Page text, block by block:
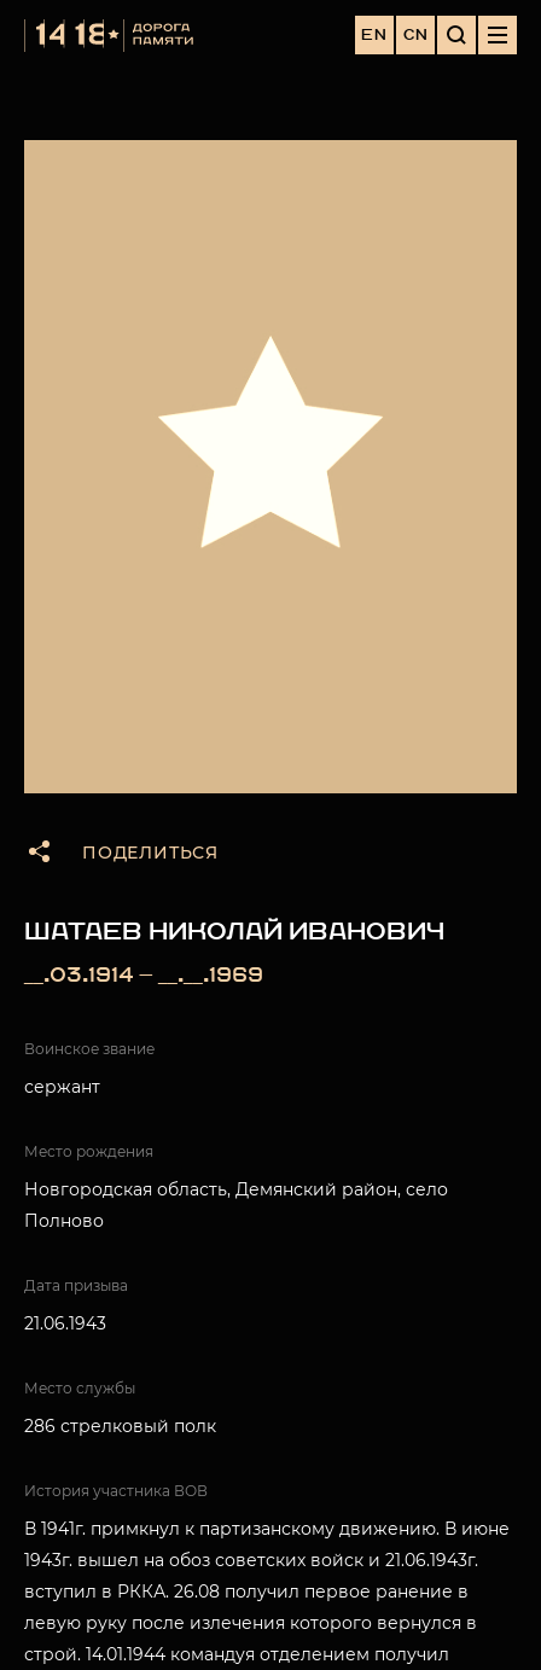
EN CN
ПОДЕЛИТЬСЯ
ШАТАЕВ НИКОЛАЙ ИВАНОВИЧ
__.03.1914 — __.__.1969
Воинское звание
сержант
Место рождения
Новгородская область, Демянский район, село
Полново
Дата призыва
21.06.1943
Место службы
286 стрелковый полк
История участника ВОВ
В 1941г. примкнул к партизанскому движению. В июне
1943г. вышел на обоз советских войск и 21.06.1943г.
вступил в РККА. 26.08 получил первое ранение в
левую руку после излечения которого вернулся в
строй. 14.01.1944 командуя отделением получил